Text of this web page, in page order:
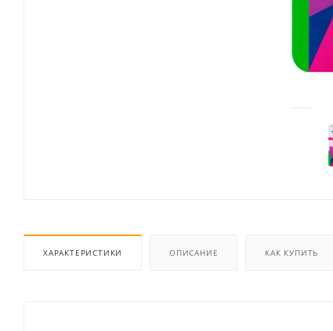
ХАРАКТЕРИСТИКИ ОПИСАНИЕ КАК КУПИТЬ